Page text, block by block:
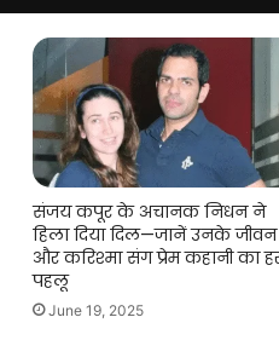
संजय कपूर के अचानक निधन ने
हिला दिया दिल—जानें उनके जीवन
और करिश्मा संग प्रेम कहानी का
पहलू
June 19, 2025